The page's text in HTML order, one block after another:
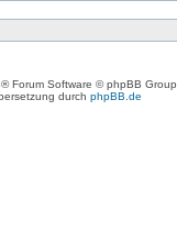
® Forum Software © phpBB Group
durch phpBB.de